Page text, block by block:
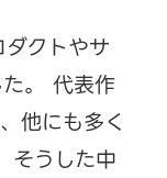
クトやサ
。 代表作
他にも多く
そうした中